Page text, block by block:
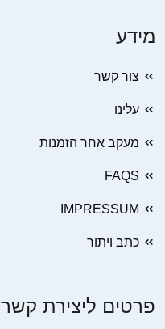
מידע
צור קשר
עלינו
מעקב אחר הזמנות
FAQS
IMPRESSUM
כתב ויתור
פרטים ליצירת קשר